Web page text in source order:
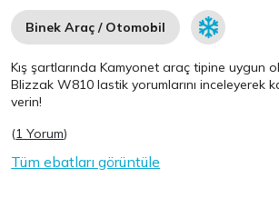
Binek Araç / Otomobil
Kış şartlarında Kamyonet araç tipine uygun
Blizzak W810 lastik yorumlarını inceleyerek
verin!
(1 Yorum)
Tüm ebatları görüntüle